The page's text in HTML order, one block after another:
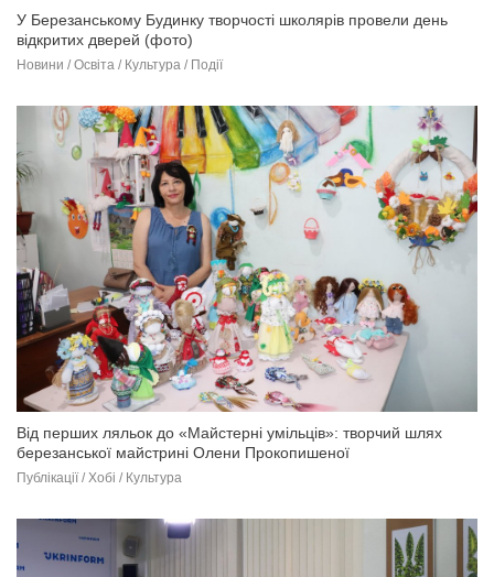
У Березанському Будинку творчості школярів провели день
відкритих дверей (фото)
Новини / Освіта / Культура / Події
Від перших ляльок до «Майстерні умільців»: творчий шлях
березанської майстрині Олени Прокопишеної
Публікації / Хобі / Культура